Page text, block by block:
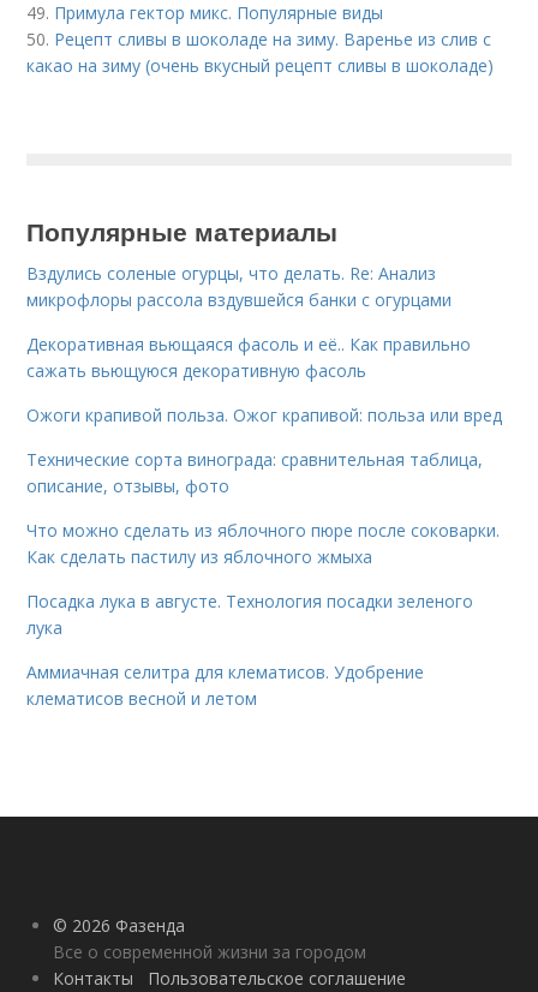
49. Примула гектор микс. Популярные виды
50. Рецепт сливы в шоколаде на зиму. Варенье из слив с
какао на зиму (очень вкусный рецепт сливы в шоколаде)
Популярные материалы
Вздулись соленые огурцы, что делать. Re: Анализ
микрофлоры рассола вздувшейся банки с огурцами
Декоративная вьющаяся фасоль и её.. Как правильно
сажать вьющуюся декоративную фасоль
Ожоги крапивой польза. Ожог крапивой: польза или вред
Технические сорта винограда: сравнительная таблица,
описание, отзывы, фото
Что можно сделать из яблочного пюре после соковарки.
Как сделать пастилу из яблочного жмыха
Посадка лука в августе. Технология посадки зеленого
лука
Аммиачная селитра для клематисов. Удобрение
клематисов весной и летом
© 2026 Фазенда
Все о современной жизни за городом
Контакты
Пользовательское соглашение